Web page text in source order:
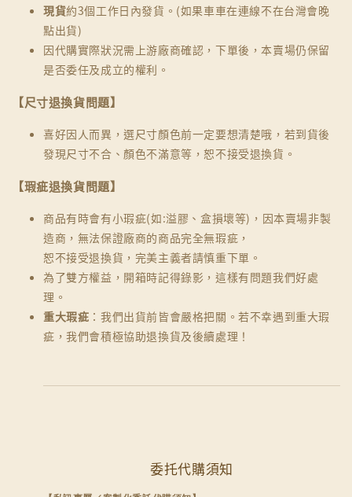
現貨約3個工作日內發貨。(如果車車在連線不在台灣會晚
點出貨)
因代購實際狀況需上游廠商確認，下單後，本賣場仍保留
是否委任及成立的權利。
【尺寸退換貨問題】
喜好因人而異，選尺寸顏色前一定要想清楚哦，若到貨後
發現尺寸不合、顏色不滿意等，恕不接受退換貨。
【瑕疵退換貨問題】
商品有時會有小瑕疵(如:溢膠、盒損壞等)，因本賣場非製
造商，無法保證廠商的商品完全無瑕疵，
恕不接受退換貨，完美主義者請慎重下單。
為了雙方權益，開箱時記得錄影，這樣有問題我們好處
理。
重大瑕疵 ：我們出貨前皆會嚴格把關。若不幸遇到重大瑕
疵，我們會積極協助退換貨及後續處理！
委托代購須知